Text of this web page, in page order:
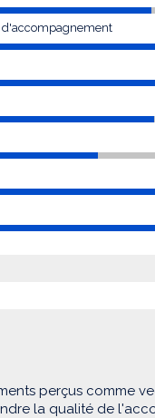
d'accompagnement
perçus comme
la qualité de